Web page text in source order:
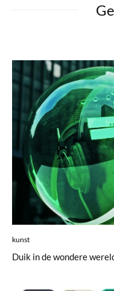
kunst
Duik in de wondere